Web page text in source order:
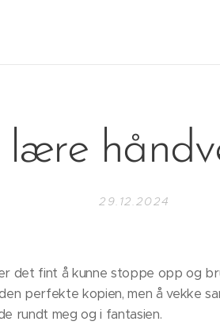
29.12.2024
det fint å kunne stoppe opp og
perfekte kopien, men å vekke
rundt meg og i fantasien.